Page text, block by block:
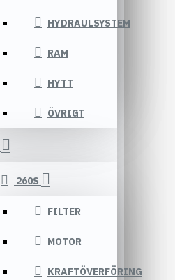
HYDRAULSYSTEM
RAM
HYTT
ÖVRIGT
260S
FILTER
MOTOR
KRAFTÖVERFÖRING